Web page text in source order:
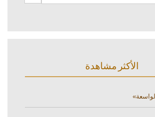
الأكثر مشاهدة